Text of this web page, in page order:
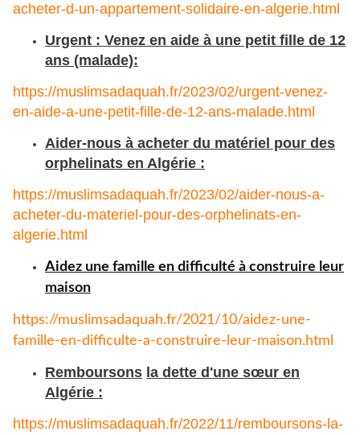
acheter-d-un-appartement-solidaire-en-algerie.html
Urgent : Venez en aide à une petit fille de 12
ans (malade):
https://muslimsadaquah.fr/2023/02/urgent-venez-
en-aide-a-une-petit-fille-de-12-ans-malade.html
Aider-nous à acheter du matériel pour des
orphelinats en Algérie :
https://muslimsadaquah.fr/2023/02/aider-nous-a-
acheter-du-materiel-pour-des-orphelinats-en-
algerie.html
Aidez une famille en difficulté à construire leur
maison
https://muslimsadaquah.fr/2021/10/aidez-une-
famille-en-difficulte-a-construire-leur-maison.html
Remboursons la dette d'une sœur en
Algérie :
https://muslimsadaquah.fr/2022/11/remboursons-la-